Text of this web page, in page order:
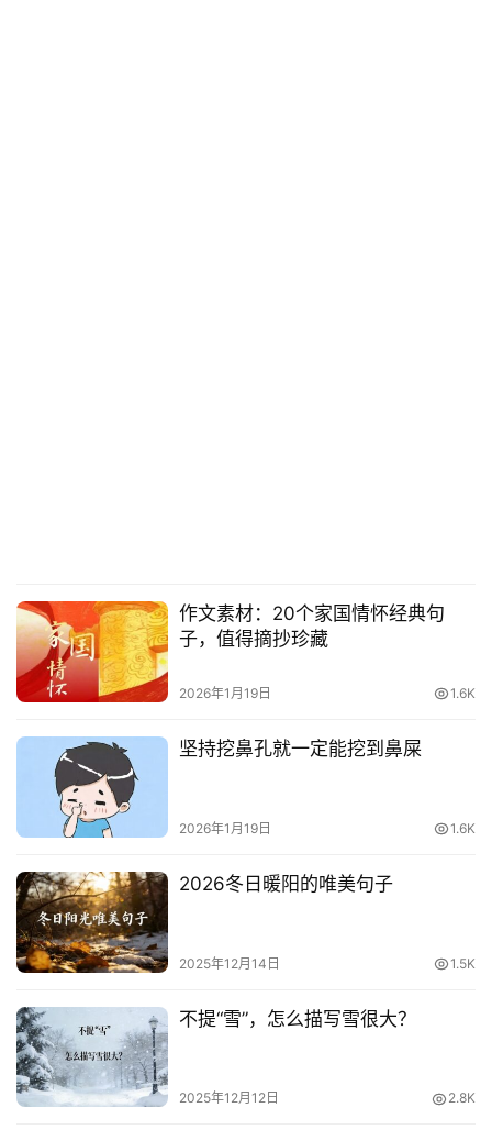
作文素材：20个家国情怀经典句
子，值得摘抄珍藏
2026年1月19日 1.6K
坚持挖鼻孔就一定能挖到鼻屎
2026年1月19日 1.6K
2026冬日暖阳的唯美句子
2025年12月14日 1.5K
不提“雪”，怎么描写雪很大？
2025年12月12日 2.8K